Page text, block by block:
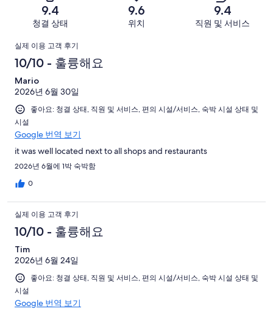
후
기
334
후
중
134
개
개
이
후
기
중
40
개
519
개
이
용
후
중
개
별
로
요.
519
개
이
용
후
기
개
9.4
청결 상태
9.6
위치
9.4
직원 및 서비스
이
용
후
기
실제 이용 고객 후기
10/10 - 훌륭해요
Mario
2026년 6월 30일
좋아요: 청결 상태, 직원 및 서비스, 편의 시설/서비스, 숙박 시설 상태 및
시설
Google 번역 보기
it was well located next to all shops and restaurants
2026년 6월에 1박 숙박함
0
실제 이용 고객 후기
10/10 - 훌륭해요
Tim
2026년 6월 24일
좋아요: 청결 상태, 직원 및 서비스, 편의 시설/서비스, 숙박 시설 상태 및
시설
Google 번역 보기